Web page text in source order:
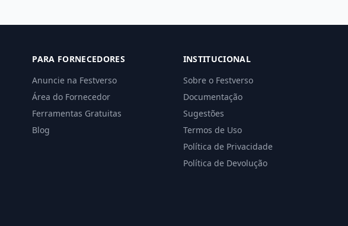
PARA FORNECEDORES
Anuncie na Festverso
Área do Fornecedor
Ferramentas Gratuitas
Blog
INSTITUCIONAL
Sobre o Festverso
Documentação
Sugestões
Termos de Uso
Política de Privacidade
Política de Devolução